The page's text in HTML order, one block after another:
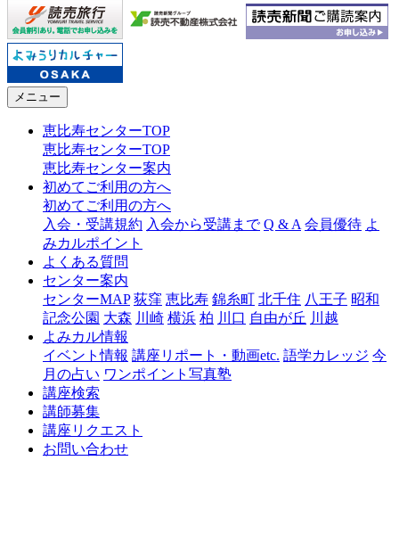
メニュー
恵比寿センターTOP
恵比寿センターTOP
恵比寿センター案内
初めてご利用の方へ
初めてご利用の方へ
入会・受講規約 入会から受講まで Q & A 会員優待 よ
みカルポイント
よくある質問
センター案内
センターMAP 荻窪 恵比寿 錦糸町 北千住 八王子 昭和
記念公園 大森 川崎 横浜 柏 川口 自由が丘 川越
よみカル情報
イベント情報 講座リポート・動画etc. 語学カレッジ 今
月の占い ワンポイント写真塾
講座検索
講師募集
講座リクエスト
お問い合わせ